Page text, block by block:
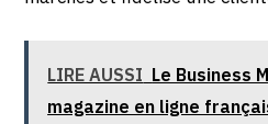
LIRE AUSSI Le Business
magazine en ligne